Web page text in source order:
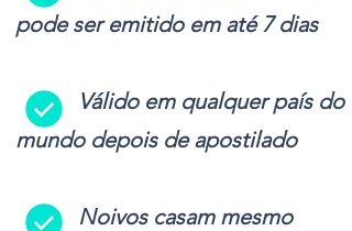
pode ser emitido em até 7 dias
-
Válido em qualquer país do
mundo depois de apostilado
- Noivos casam mesmo